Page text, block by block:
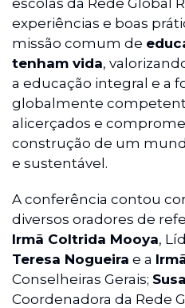
escolas da Rede Global
experiências e boas
missão comum de
tenham vida,
a educação integral e a
globalmente
alicerçados e
construção de um
e sustentável.
A conferência contou
diversos oradores de
Irmã Coltrida Mooya,
Teresa Nogueira e a
Conselheiras Gerais;
Coordenadora da Rede